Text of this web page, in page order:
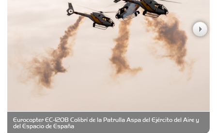
Casa Berta
Clima Castelar
CONSERVAS YAMASIRO
Cubanico´s - Cubanitos Rellenos!
Eurocopter EC-120B Colibrí de la Patrulla Aspa del Ejército del Aire y
del Espacio de España